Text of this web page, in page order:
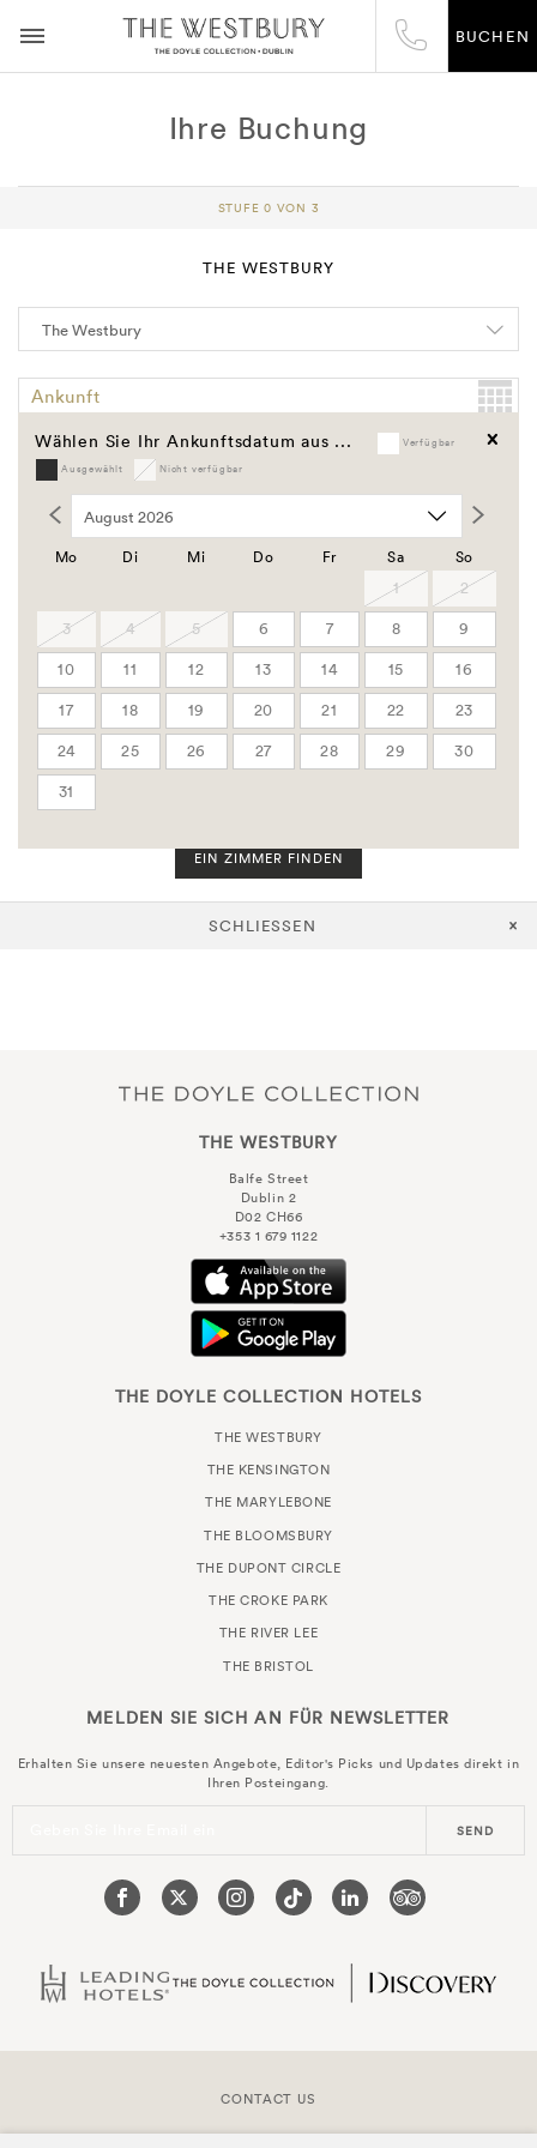
BUCHEN
Ihre Buchung
STUFE 0 VON 3
THE WESTBURY
Ankunft
Abreise
Wählen Sie Ihr Ankunftsdatum aus ...
Verfügbar
Ausgewählt
Nicht verfügbar
Mo Di Mi Do Fr Sa
So
1
2
3
4 5 6 7 8
9
10
11 12 13 14 15
16
17
18 19 20 21 22
23
24
25 26 27 28 29
30
31
Löschen
Gutschein Code
Zimmer
Erwachsene
Kinder
EIN ZIMMER FINDEN
SCHLIESSEN
THE WESTBURY
Balfe Street
Dublin 2
D02 CH66
+353 1 679 1122
THE DOYLE COLLECTION HOTELS
THE WESTBURY
THE KENSINGTON
THE MARYLEBONE
THE BLOOMSBURY
THE DUPONT CIRCLE
THE CROKE PARK
THE RIVER LEE
THE BRISTOL
MELDEN SIE SICH AN FÜR NEWSLETTER
Erhalten Sie unsere neuesten Angebote, Editor's Picks und Updates direkt in
Ihren Posteingang.
SEND
CONTACT US